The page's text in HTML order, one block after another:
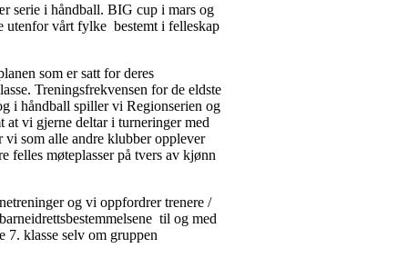
serie i håndball. BIG cup i mars og
utenfor vårt fylke bestemt i felleskap
som er satt for deres
Treningsfrekvensen for de eldste
i håndball spiller vi Regionserien og
at vi gjerne deltar i turneringer med
vi som alle andre klubber opplever
felles møteplasser på tvers av kjønn
og vi oppfordrer trenere /
til og med
7. klasse selv om gruppen